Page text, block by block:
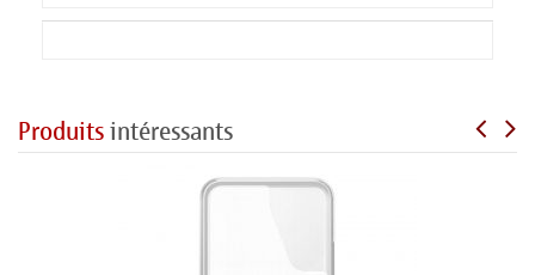
Produitsintéressants